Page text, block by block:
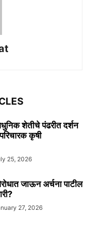
शेतीचे पंढरीत दर्शन
कृषी
25, 2026
जाऊन अर्चना पाटील
27, 2026